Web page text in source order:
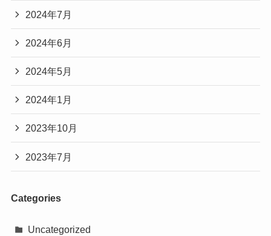
2024年7月
2024年6月
2024年5月
2024年1月
2023年10月
2023年7月
Categories
Uncategorized